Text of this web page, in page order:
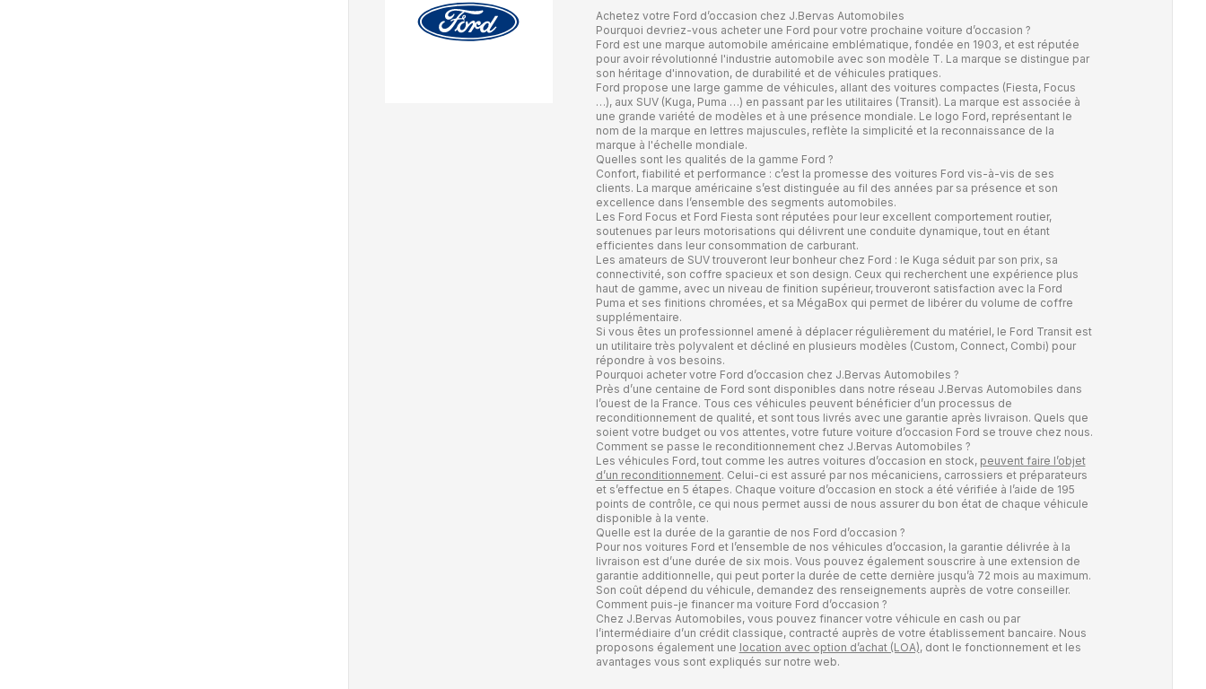
Achetez votre Ford d’occasion chez J.Bervas Automobiles
Pourquoi devriez-vous acheter une Ford pour votre prochaine voiture d’occasion ?
Ford est une marque automobile américaine emblématique, fondée en 1903, et est réputée
pour avoir révolutionné l'industrie automobile avec son modèle T. La marque se distingue par
son héritage d'innovation, de durabilité et de véhicules pratiques.
Ford propose une large gamme de véhicules, allant des voitures compactes (Fiesta, Focus
…), aux SUV (Kuga, Puma …) en passant par les utilitaires (Transit). La marque est associée à
une grande variété de modèles et à une présence mondiale. Le logo Ford, représentant le
nom de la marque en lettres majuscules, reflète la simplicité et la reconnaissance de la
marque à l'échelle mondiale.
Quelles sont les qualités de la gamme Ford ?
Confort, fiabilité et performance : c’est la promesse des voitures Ford vis-à-vis de ses
clients. La marque américaine s’est distinguée au fil des années par sa présence et son
excellence dans l’ensemble des segments automobiles.
Les Ford Focus et Ford Fiesta sont réputées pour leur excellent comportement routier,
soutenues par leurs motorisations qui délivrent une conduite dynamique, tout en étant
efficientes dans leur consommation de carburant.
Les amateurs de SUV trouveront leur bonheur chez Ford : le Kuga séduit par son prix, sa
connectivité, son coffre spacieux et son design. Ceux qui recherchent une expérience plus
haut de gamme, avec un niveau de finition supérieur, trouveront satisfaction avec la Ford
Puma et ses finitions chromées, et sa MégaBox qui permet de libérer du volume de coffre
supplémentaire.
Si vous êtes un professionnel amené à déplacer régulièrement du matériel, le Ford Transit est
un utilitaire très polyvalent et décliné en plusieurs modèles (Custom, Connect, Combi) pour
répondre à vos besoins.
Pourquoi acheter votre Ford d’occasion chez J.Bervas Automobiles ?
Près d’une centaine de Ford sont disponibles dans notre réseau J.Bervas Automobiles dans
l’ouest de la France. Tous ces véhicules peuvent bénéficier d’un processus de
reconditionnement de qualité, et sont tous livrés avec une garantie après livraison. Quels que
soient votre budget ou vos attentes, votre future voiture d’occasion Ford se trouve chez nous.
Comment se passe le reconditionnement chez J.Bervas Automobiles ?
Les véhicules Ford, tout comme les autres voitures d’occasion en stock, peuvent faire l’objet
d’un reconditionnement. Celui-ci est assuré par nos mécaniciens, carrossiers et préparateurs
et s’effectue en 5 étapes. Chaque voiture d’occasion en stock a été vérifiée à l’aide de 195
points de contrôle, ce qui nous permet aussi de nous assurer du bon état de chaque véhicule
disponible à la vente.
Quelle est la durée de la garantie de nos Ford d’occasion ?
Pour nos voitures Ford et l’ensemble de nos véhicules d’occasion, la garantie délivrée à la
livraison est d’une durée de six mois. Vous pouvez également souscrire à une extension de
garantie additionnelle, qui peut porter la durée de cette dernière jusqu’à 72 mois au maximum.
Son coût dépend du véhicule, demandez des renseignements auprès de votre conseiller.
Comment puis-je financer ma voiture Ford d’occasion ?
Chez J.Bervas Automobiles, vous pouvez financer votre véhicule en cash ou par
l’intermédiaire d’un crédit classique, contracté auprès de votre établissement bancaire. Nous
proposons également une location avec option d’achat (LOA), dont le fonctionnement et les
avantages vous sont expliqués sur notre web.